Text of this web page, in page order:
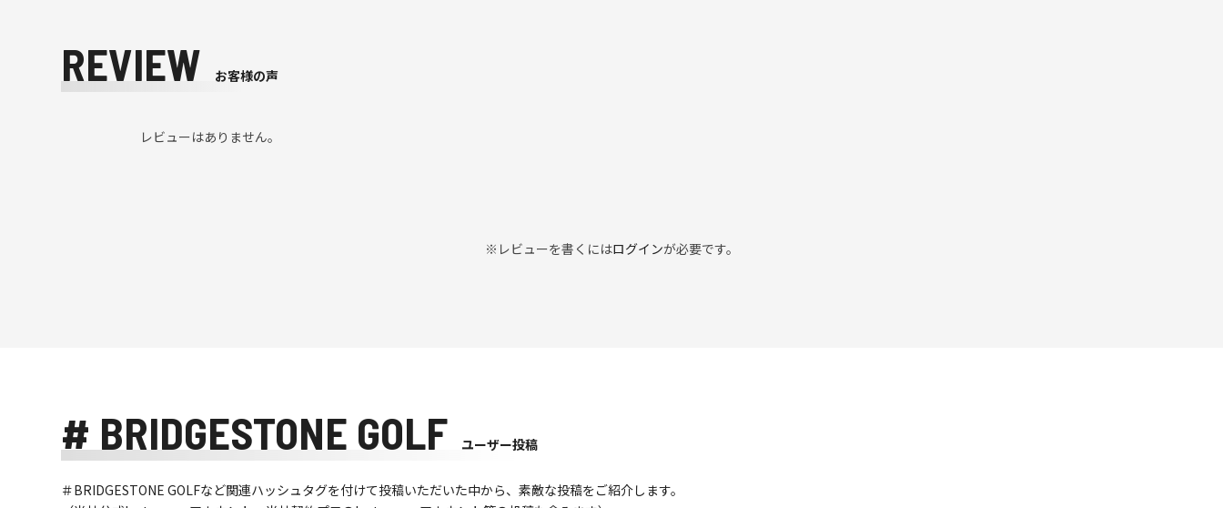
REVIEW お客様の声
レビューはありません。
※レビューを書くにはログインが必要です。
# BRIDGESTONE GOLF ユーザー投稿
＃BRIDGESTONE GOLFなど関連ハッシュタグを付けて投稿いただいた中から、素敵な投稿をご紹介します。